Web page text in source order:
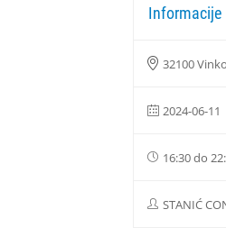
Informacije
32100
2024-06-11
16:30 do
STANIĆ